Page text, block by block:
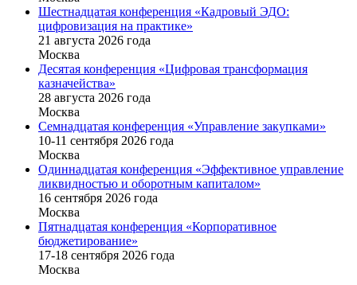
Шестнадцатая конференция «Кадровый ЭДО:
цифровизация на практике»
21 августа 2026 года
Москва
Десятая конференция «Цифровая трансформация
казначейства»
28 августа 2026 года
Москва
Семнадцатая конференция «Управление закупками»
10-11 сентября 2026 года
Москва
Одиннадцатая конференция «Эффективное управление
ликвидностью и оборотным капиталом»
16 cентября 2026 года
Москва
Пятнадцатая конференция «Корпоративное
бюджетирование»
17-18 сентября 2026 года
Москва